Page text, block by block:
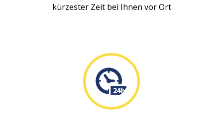
kürzester Zeit bei Ihnen vor Ort